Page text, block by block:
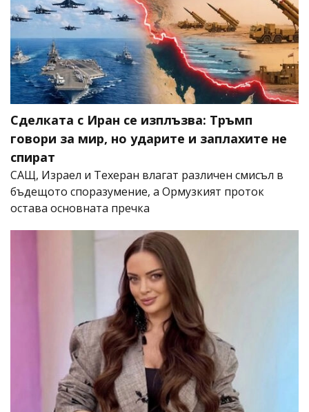
Сделката с Иран се изплъзва: Тръмп
говори за мир, но ударите и заплахите не
спират
САЩ, Израел и Техеран влагат различен смисъл в
бъдещото споразумение, а Ормузкият проток
остава основната пречка